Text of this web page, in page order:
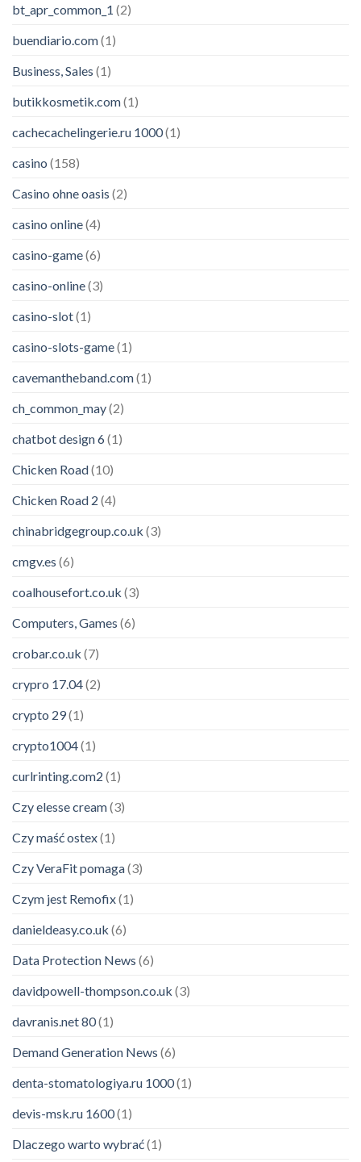
bt_apr_common_1 (2)
buendiario.com(1)
Business, Sales (1)
butikkosmetik.com(1)
cachecachelingerie.ru 1000(1)
casino (158)
Casino ohne oasis (2)
casino online(4)
casino-game(6)
casino-online(3)
casino-slot(1)
casino-slots-game(1)
cavemantheband.com(1)
ch_common_may(2)
chatbot design 6(1)
Chicken Road(10)
Chicken Road 2 (4)
chinabridgegroup.co.uk (3)
cmgv.es (6)
coalhousefort.co.uk (3)
Computers, Games (6)
crobar.co.uk (7)
crypro 17.04(2)
crypto 29(1)
crypto1004(1)
curlrinting.com2 (1)
Czy elesse cream(3)
Czy maść ostex(1)
Czy VeraFit pomaga(3)
Czym jest Remofix(1)
danieldeasy.co.uk (6)
Data Protection News (6)
davidpowell-thompson.co.uk (3)
davranis.net 80(1)
Demand Generation News (6)
denta-stomatologiya.ru 1000(1)
devis-msk.ru 1600(1)
Dlaczego warto wybrać(1)